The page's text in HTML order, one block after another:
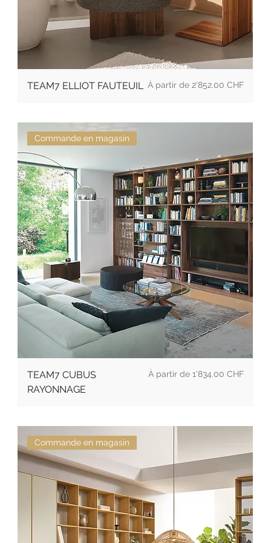
TEAM7 ELLIOT FAUTEUIL Prix 2'852.00 CHF
Commande en magasin
TEAM7 CUBUS
RAYONNAGE
Prix 1'834.00 CHF
Commande en magasin